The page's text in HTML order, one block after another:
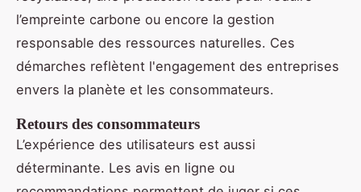
l’empreinte carbone ou encore la gestion
responsable des ressources naturelles. Ces
démarches reflètent l'engagement des entreprises
envers la planète et les consommateurs.
Retours des consommateurs
L’expérience des utilisateurs est aussi
déterminante. Les avis en ligne ou